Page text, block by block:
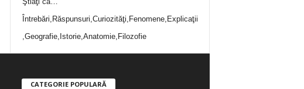
Întrebări,Răspunsuri,Curiozităţi,Fenomene,Explicaţii
,Geografie,Istorie,Anatomie,Filozofie
CATEGORIE POPULARĂ